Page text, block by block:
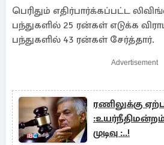
பெரிதும் எதிர்பார்க்கப்பட்ட
பந்துகளில் 25 ரன்கள் எடுக்க
பந்துகளில் 43 ரன்கள் சேர்த்தார்.
Advertisement
ரணிலுக்கு
முடிவு :..!